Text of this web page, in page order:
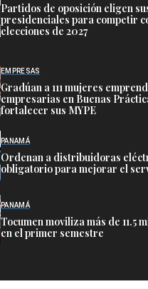
Partidos de oposición eligen
presidenciales para competir
elecciones de 2027
EMPRESAS
Gradúan a 111 mujeres
empresarias en Buenas
fortalecer sus MYPE
PANAMÁ
Ordenan a distribuidoras
obligatorio para mejorar el
PANAMÁ
Tocumen moviliza más de 11.5
en el primer semestre